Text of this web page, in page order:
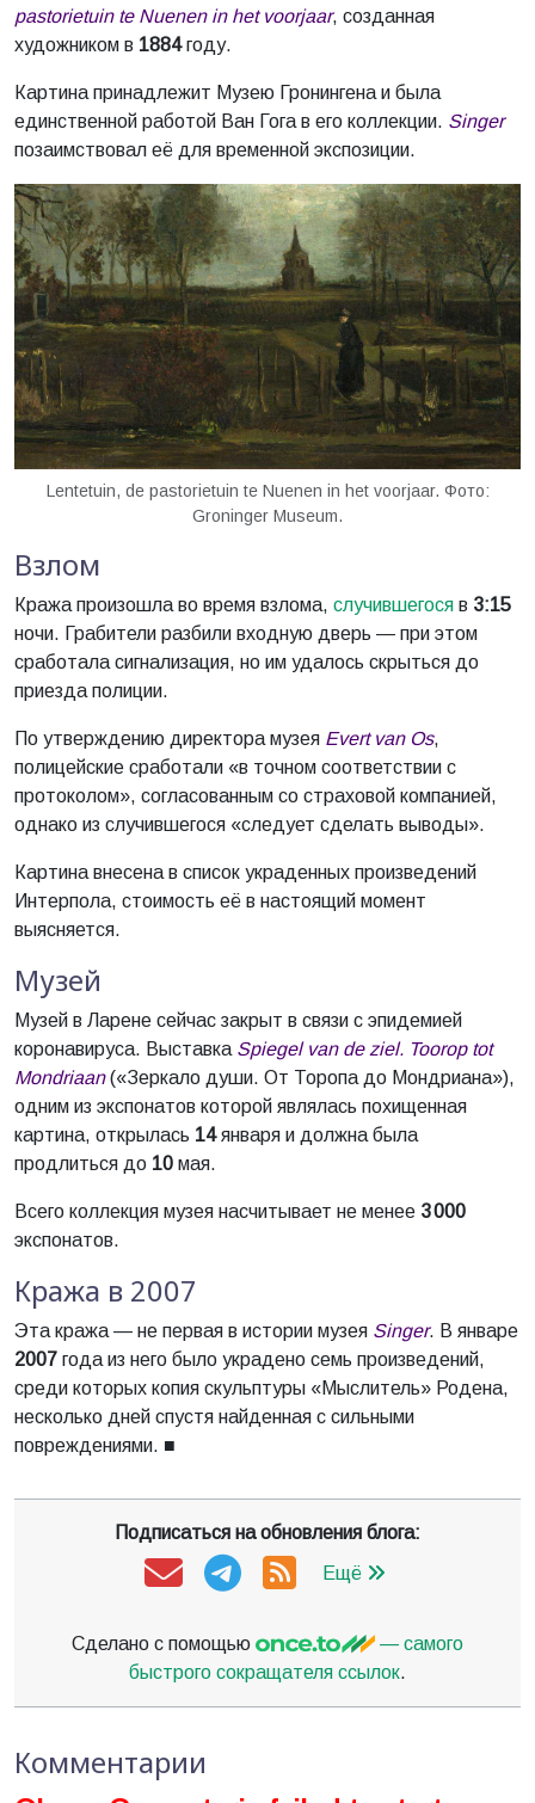
pastorietuin te Nuenen in het voorjaar, созданная
художником в 1884году.
Картина принадлежит Музею Гронингена и была
единственной работой Ван Гога в его коллекции. Singer
позаимствовал её для временной экспозиции.
Lentetuin, de pastorietuin te Nuenen in het voorjaar. Фото:
Groninger Museum.
Взлом
Кража произошла во время взлома, случившегося в 3:15
ночи. Грабители разбили входную дверь — при этом
сработала сигнализация, но им удалось скрыться до
приезда полиции.
По утверждению директора музея Evert van Os,
полицейские сработали «в точном соответствии с
протоколом», согласованным со страховой компанией,
однако из случившегося «следует сделать выводы».
Картина внесена в список украденных произведений
Интерпола, стоимость её в настоящий момент
выясняется.
Музей
Музей в Ларене сейчас закрыт в связи с эпидемией
коронавируса. Выставка Spiegel van de ziel. Toorop tot
Mondriaan(«Зеркало души. От Торопа до Мондриана»),
одним из экспонатов которой являлась похищенная
картина, открылась 14января и должна была
продлиться до 10 мая.
Всего коллекция музея насчитывает не менее 3 000
экспонатов.
Кража в 2007
Эта кража — не первая в истории музея Singer. В январе
2007 года из него было украдено семь произведений,
среди которых копия скульптуры «Мыслитель» Родена,
несколько дней спустя найденная с сильными
повреждениями. ■
Подписаться на обновления блога:
Ещё
Сделано с помощью
— самого
быстрого сокращателя ссылок.
Комментарии